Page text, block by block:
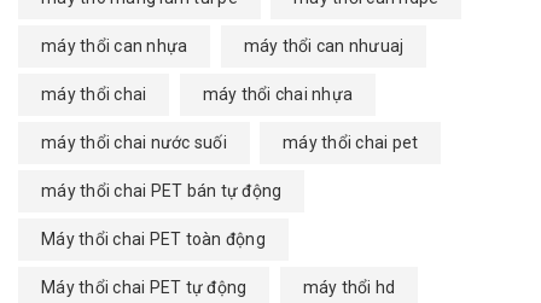
máy thổi can nhựa máy thổi can nhưuaj
máy thổi chai máy thổi chai nhựa
máy thổi chai nước suối máy thổi chai pet
máy thổi chai PET bán tự động
Máy thổi chai PET toàn động
Máy thổi chai PET tự động máy thổi hd